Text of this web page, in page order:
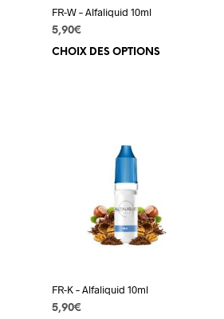
produit
FR-W – Alfaliquid 10ml
5,90€
CHOIX DES OPTIONS
FR-K – Alfaliquid 10ml
5,90€